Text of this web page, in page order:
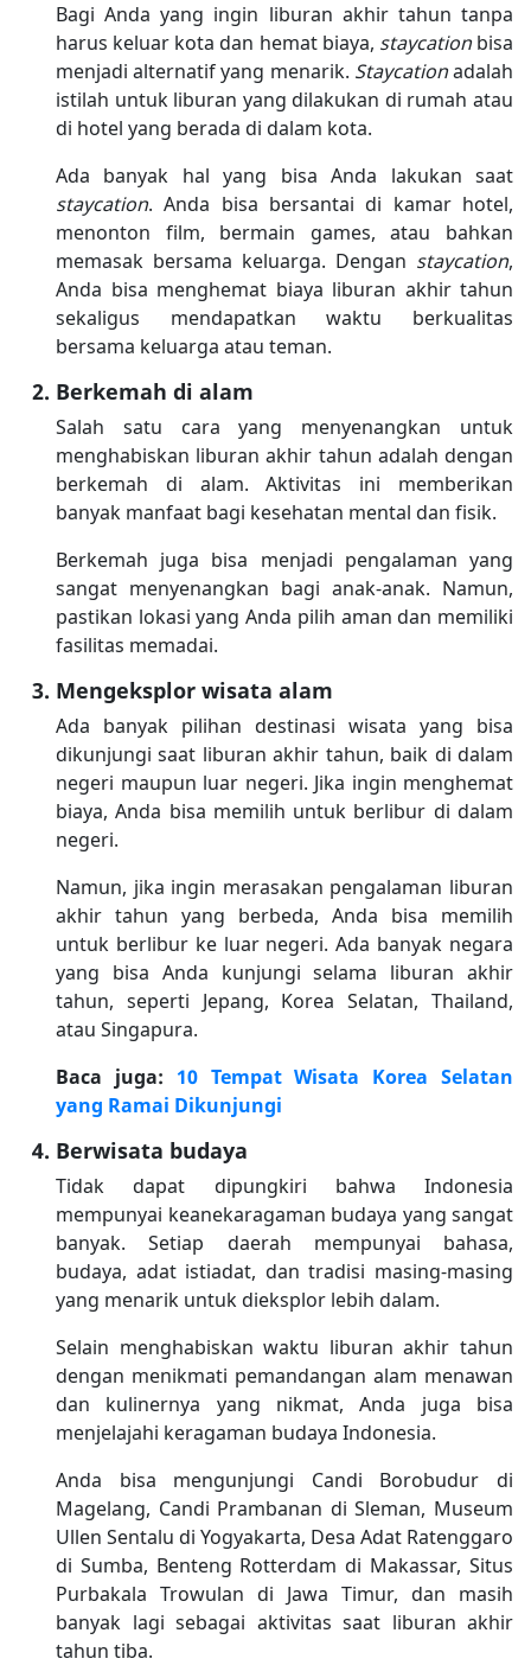
Bagi Anda yang ingin liburan akhir tahun tanpa
harus keluar kota dan hemat biaya, staycationbisa
menjadi alternatif yang menarik. Staycationadalah
istilah untuk liburan yang dilakukan di rumah atau
di hotel yang berada di dalam kota.
Ada banyak hal yang bisa Anda lakukan saat
staycation. Anda bisa bersantai di kamar hotel,
menonton film, bermain games, atau bahkan
memasak bersama keluarga. Dengan staycation,
Anda bisa menghemat biaya liburan akhir tahun
sekaligus mendapatkan waktu berkualitas
bersama keluarga atau teman.
Berkemah di alam
Salah satu cara yang menyenangkan untuk
menghabiskan liburan akhir tahun adalah dengan
berkemah di alam. Aktivitas ini memberikan
banyak manfaat bagi kesehatan mental dan fisik.
Berkemah juga bisa menjadi pengalaman yang
sangat menyenangkan bagi anak-anak. Namun,
pastikan lokasi yang Anda pilih aman dan memiliki
fasilitas memadai.
Mengeksplor wisata alam
Ada banyak pilihan destinasi wisata yang bisa
dikunjungi saat liburan akhir tahun, baik di dalam
negeri maupun luar negeri. Jika ingin menghemat
biaya, Anda bisa memilih untuk berlibur di dalam
negeri.
Namun, jika ingin merasakan pengalaman liburan
akhir tahun yang berbeda, Anda bisa memilih
untuk berlibur ke luar negeri. Ada banyak negara
yang bisa Anda kunjungi selama liburan akhir
tahun, seperti Jepang, Korea Selatan, Thailand,
atau Singapura.
Baca juga: 10 Tempat Wisata Korea Selatan
yang Ramai Dikunjungi
Berwisata budaya
Tidak dapat dipungkiri bahwa Indonesia
mempunyai keanekaragaman budaya yang sangat
banyak. Setiap daerah mempunyai bahasa,
budaya, adat istiadat, dan tradisi masing-masing
yang menarik untuk dieksplor lebih dalam.
Selain menghabiskan waktu liburan akhir tahun
dengan menikmati pemandangan alam menawan
dan kulinernya yang nikmat, Anda juga bisa
menjelajahi keragaman budaya Indonesia.
Anda bisa mengunjungi Candi Borobudur di
Magelang, Candi Prambanan di Sleman, Museum
Ullen Sentalu di Yogyakarta, Desa Adat Ratenggaro
di Sumba, Benteng Rotterdam di Makassar, Situs
Purbakala Trowulan di Jawa Timur, dan masih
banyak lagi sebagai aktivitas saat liburan akhir
tahun tiba.